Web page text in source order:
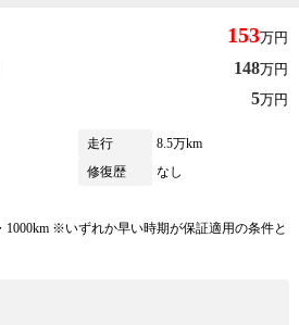
153万円
148万円
5万円
走行
8.5万km
修復歴
なし
1000km ※いずれか早い時期が保証適用の条件と